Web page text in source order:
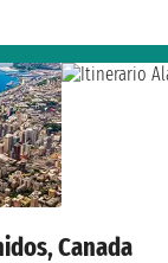
Canada